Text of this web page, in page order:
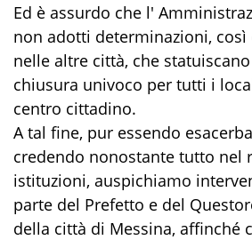
Ed è assurdo che l'
non adotti determinazioni, così
nelle altre città, che
chiusura univoco per tutti i
centro cittadino.
A tal fine, pur essendo
credendo nonostante tutto nel
istituzioni, auspichiamo
parte del Prefetto e del
della città di Messina, affinché